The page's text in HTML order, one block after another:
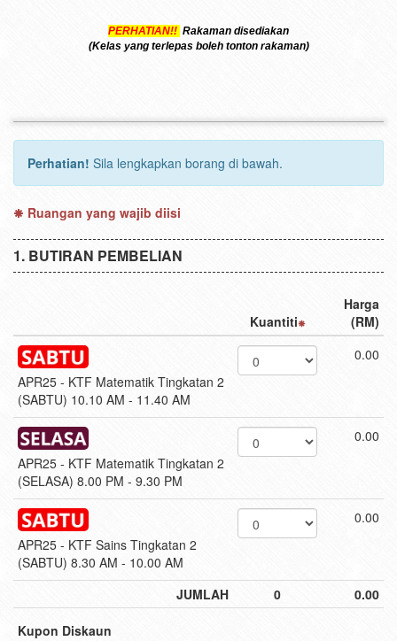
PERHATIAN!! Rakaman disediakan
(Kelas yang terlepas boleh tonton rakaman)
Perhatian! Sila lengkapkan borang di bawah.
Ruangan yang wajib diisi
BUTIRAN PEMBELIAN
Kuantiti
Harga
(RM)
APR25 - KTF Matematik Tingkatan 2
(SABTU) 10.10 AM - 11.40 AM
0.00
APR25 - KTF Matematik Tingkatan 2
(SELASA) 8.00 PM - 9.30 PM
0.00
APR25 - KTF Sains Tingkatan 2
(SABTU) 8.30 AM - 10.00 AM
0.00
JUMLAH 0 0.00
Kupon Diskaun